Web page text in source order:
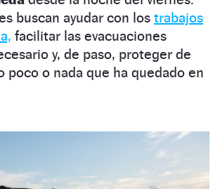
buscan ayudar con los trabajos
facilitar las evacuaciones
y, de paso, proteger de
poco o nada que ha quedado en